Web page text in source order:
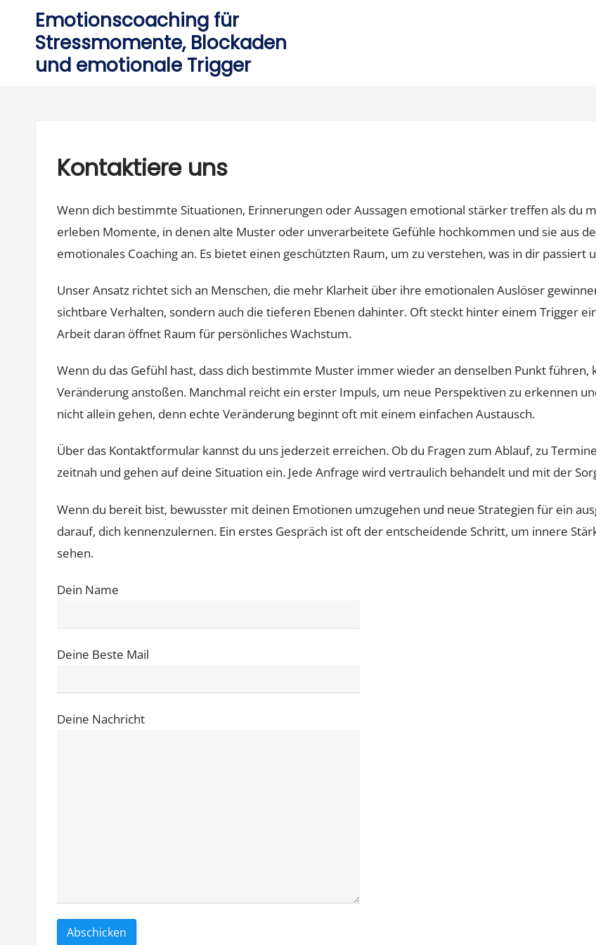
content
Emotionscoaching für
Stressmomente, Blockaden
und emotionale Trigger
Kontaktiere uns
Wenn dich bestimmte Situationen, Erinnerungen oder Aussagen emotional stärker treffen als du
erleben Momente, in denen alte Muster oder unverarbeitete Gefühle hochkommen und sie aus
emotionales Coaching an. Es bietet einen geschützten Raum, um zu verstehen, was in dir
Unser Ansatz richtet sich an Menschen, die mehr Klarheit über ihre emotionalen Auslöser
sichtbare Verhalten, sondern auch die tieferen Ebenen dahinter. Oft steckt hinter einem Trigger
Arbeit daran öffnet Raum für persönliches Wachstum.
Wenn du das Gefühl hast, dass dich bestimmte Muster immer wieder an denselben Punkt
Veränderung anstoßen. Manchmal reicht ein erster Impuls, um neue Perspektiven zu erkennen
nicht allein gehen, denn echte Veränderung beginnt oft mit einem einfachen Austausch.
Über das Kontaktformular kannst du uns jederzeit erreichen. Ob du Fragen zum Ablauf, zu
zeitnah und gehen auf deine Situation ein. Jede Anfrage wird vertraulich behandelt und mit der
Wenn du bereit bist, bewusster mit deinen Emotionen umzugehen und neue Strategien für ein
darauf, dich kennenzulernen. Ein erstes Gespräch ist oft der entscheidende Schritt, um innere
sehen.
Dein Name
Deine Beste Mail
Deine Nachricht